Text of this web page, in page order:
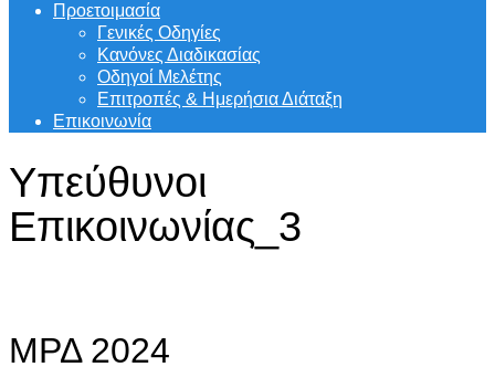
Προετοιμασία
Γενικές Οδηγίες
Κανόνες Διαδικασίας
Οδηγοί Μελέτης
Επιτροπές & Ημερήσια Διάταξη
Επικοινωνία
Υπεύθυνοι
Επικοινωνίας_3
ΜΡΔ 2024